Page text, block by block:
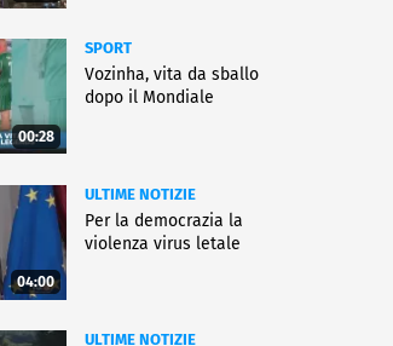
00:28
SPORT
Vozinha, vita da sballo
dopo il Mondiale
04:00
ULTIME NOTIZIE
Per la democrazia la
violenza virus letale
ULTIME NOTIZIE